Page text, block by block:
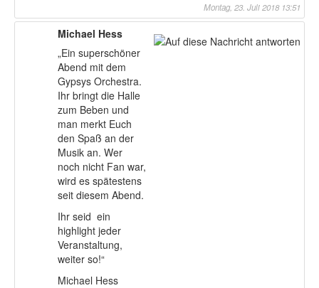
Montag, 23. Juli 2018 13:51
Michael Hess
„Ein superschöner
Abend mit dem
Gypsys Orchestra.
Ihr bringt die Halle
zum Beben und
man merkt Euch
den Spaß an der
Musik an. Wer
noch nicht Fan war,
wird es spätestens
seit diesem Abend.
Ihr seid ein
highlight jeder
Veranstaltung,
weiter so!“
Michael Hess